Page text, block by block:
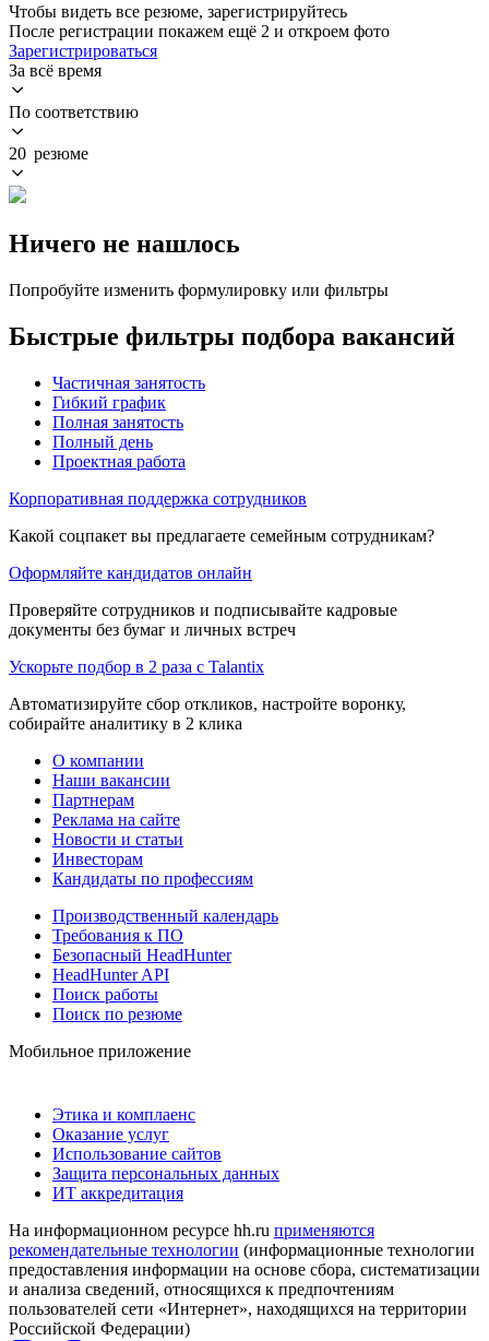
Чтобы видеть все резюме, зарегистрируйтесь
После регистрации покажем ещё 2 и откроем фото
Зарегистрироваться
За всё время
По соответствию
20 резюме
Ничего не нашлось
Попробуйте изменить формулировку или фильтры
Быстрые фильтры подбора вакансий
Частичная занятость
Гибкий график
Полная занятость
Полный день
Проектная работа
Корпоративная поддержка сотрудников
Какой соцпакет вы предлагаете семейным сотрудникам?
Оформляйте кандидатов онлайн
Проверяйте сотрудников и подписывайте кадровые
документы без бумаг и личных встреч
Ускорьте подбор в 2 раза с Talantix
Автоматизируйте сбор откликов, настройте воронку,
собирайте аналитику в 2 клика
О компании
Наши вакансии
Партнерам
Реклама на сайте
Новости и статьи
Инвесторам
Кандидаты по профессиям
Производственный календарь
Требования к ПО
Безопасный HeadHunter
HeadHunter API
Поиск работы
Поиск по резюме
Мобильное приложение
Этика и комплаенс
Оказание услуг
Использование сайтов
Защита персональных данных
ИТ аккредитация
На информационном ресурсе hh.ru применяются
рекомендательные технологии (информационные технологии
предоставления информации на основе сбора, систематизации
и анализа сведений, относящихся к предпочтениям
пользователей сети «Интернет», находящихся на территории
Российской Федерации)